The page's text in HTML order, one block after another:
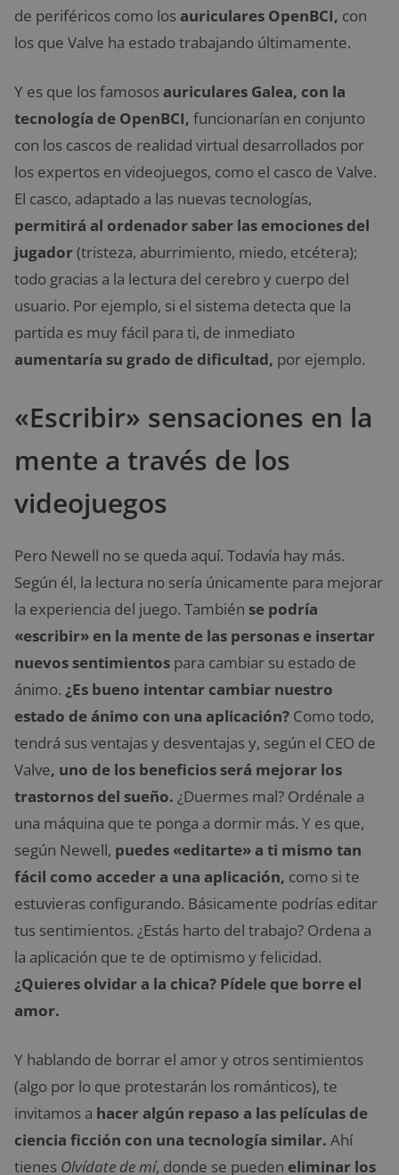
de periféricos como los auriculares OpenBCI, con
los que Valve ha estado trabajando últimamente.
Y es que los famosos auriculares Galea, con la
tecnología de OpenBCI, funcionarían en conjunto
con los cascos de realidad virtual desarrollados por
los expertos en videojuegos, como el casco de Valve.
El casco, adaptado a las nuevas tecnologías,
permitirá al ordenador saber las emociones del
jugador(tristeza, aburrimiento, miedo, etcétera);
todo gracias a la lectura del cerebro y cuerpo del
usuario. Por ejemplo, si el sistema detecta que la
partida es muy fácil para ti, de inmediato
aumentaría su grado de dificultad, por ejemplo.
«Escribir» sensaciones en la
mente a través de los
videojuegos
Pero Newell no se queda aquí. Todavía hay más.
Según él, la lectura no sería únicamente para mejorar
la experiencia del juego. También se podría
«escribir» en la mente de las personas e insertar
nuevos sentimientos para cambiar su estado de
ánimo. ¿Es bueno intentar cambiar nuestro
estado de ánimo con una aplicación? Como todo,
tendrá sus ventajas y desventajas y, según el CEO de
Valve, uno de los beneficios será mejorar los
trastornos del sueño. ¿Duermes mal? Ordénale a
una máquina que te ponga a dormir más. Y es que,
según Newell, puedes «editarte» a ti mismo tan
fácil como acceder a una aplicación, como si te
estuvieras configurando. Básicamente podrías editar
tus sentimientos. ¿Estás harto del trabajo? Ordena a
la aplicación que te de optimismo y felicidad.
¿Quieres olvidar a la chica? Pídele que borre el
amor.
Y hablando de borrar el amor y otros sentimientos
(algo por lo que protestarán los románticos), te
invitamos a hacer algún repaso a las películas de
ciencia ficción con una tecnología similar. Ahí
tienes Olvídate de mí, donde se pueden eliminar los